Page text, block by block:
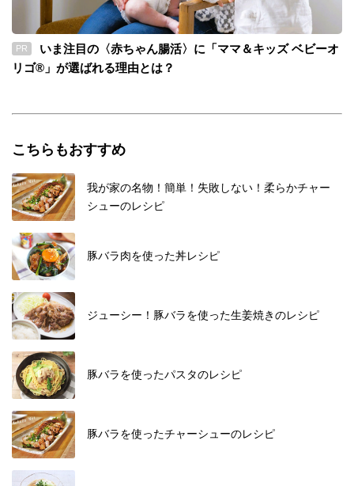
PR
いま注目の〈赤ちゃん腸活〉に「ママ＆キッズ ベビーオ
リゴ®」が選ばれる理由とは？
こちらもおすすめ
我が家の名物！簡単！失敗しない！柔らかチャー
シューのレシピ
豚バラ肉を使った丼レシピ
ジューシー！豚バラを使った生姜焼きのレシピ
豚バラを使ったパスタのレシピ
豚バラを使ったチャーシューのレシピ